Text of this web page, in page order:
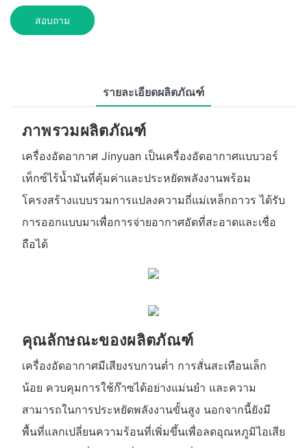
สอบถาม
รายละเอียดผลิตภัณฑ์
ภาพรวมผลิตภัณฑ์
เครื่องอัดอากาศ Jinyuan เป็นเครื่องอัดอากาศแบบวอร์
เท็กซ์ไร้น้ำมันที่คุ้มค่าและประหยัดพลังงานพร้อม
โครงสร้างแบบรวมการแปลงความถี่แม่เหล็กถาวร ได้รับ
การออกแบบมาเพื่อการจ่ายอากาศอัดที่สะอาดและเชื่อ
ถือได้
คุณลักษณะของผลิตภัณฑ์
เครื่องอัดอากาศมีเสียงรบกวนต่ำ การสั่นสะเทือนเล็ก
น้อย ควบคุมการใช้ก๊าซได้อย่างแม่นยำ และความ
สามารถในการประหยัดพลังงานขั้นสูง นอกจากนี้ยังมี
พื้นที่แลกเปลี่ยนความร้อนที่เพิ่มขึ้นเพื่อลดอุณหภูมิไอเสีย